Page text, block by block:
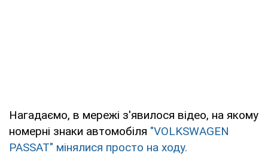
Нагадаємо, в мережі з'явилося відео, на якому
номерні знаки автомобіля "VOLKSWAGEN
PASSAT" мінялися просто на ходу.